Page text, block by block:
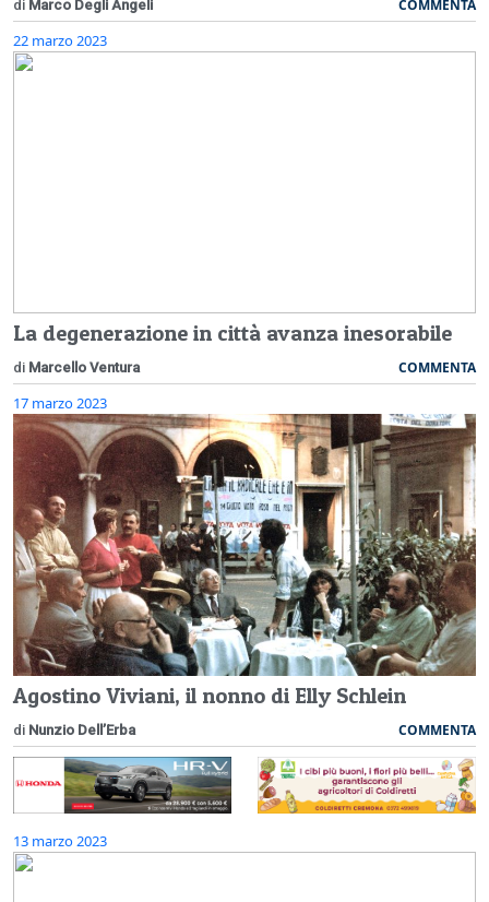
di Marco Degli Angeli COMMENTA
22 marzo 2023
La degenerazione in città avanza inesorabile
di Marcello Ventura COMMENTA
17 marzo 2023
Agostino Viviani, il nonno di Elly Schlein
di Nunzio Dell’Erba COMMENTA
13 marzo 2023